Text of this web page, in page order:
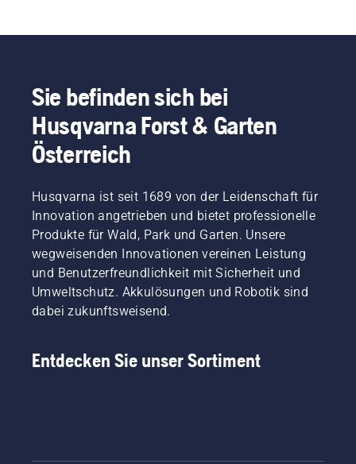
Sie befinden sich bei
Husqvarna Forst & Garten
Österreich
Husqvarna ist seit 1689 von der Leidenschaft für
Innovation angetrieben und bietet professionelle
Produkte für Wald, Park und Garten. Unsere
wegweisenden Innovationen vereinen Leistung
und Benutzerfreundlichkeit mit Sicherheit und
Umweltschutz. Akkulösungen und Robotik sind
dabei zukunftsweisend.
Entdecken Sie unser Sortiment